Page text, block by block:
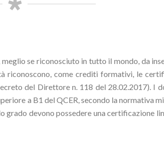
se riconosciuto in tutto il mondo, da
riconoscono, come crediti formativi, le
del Direttore n. 118 del 28.02.2017). I
a B1 del QCER, secondo la normativa
devono possedere una certificazione